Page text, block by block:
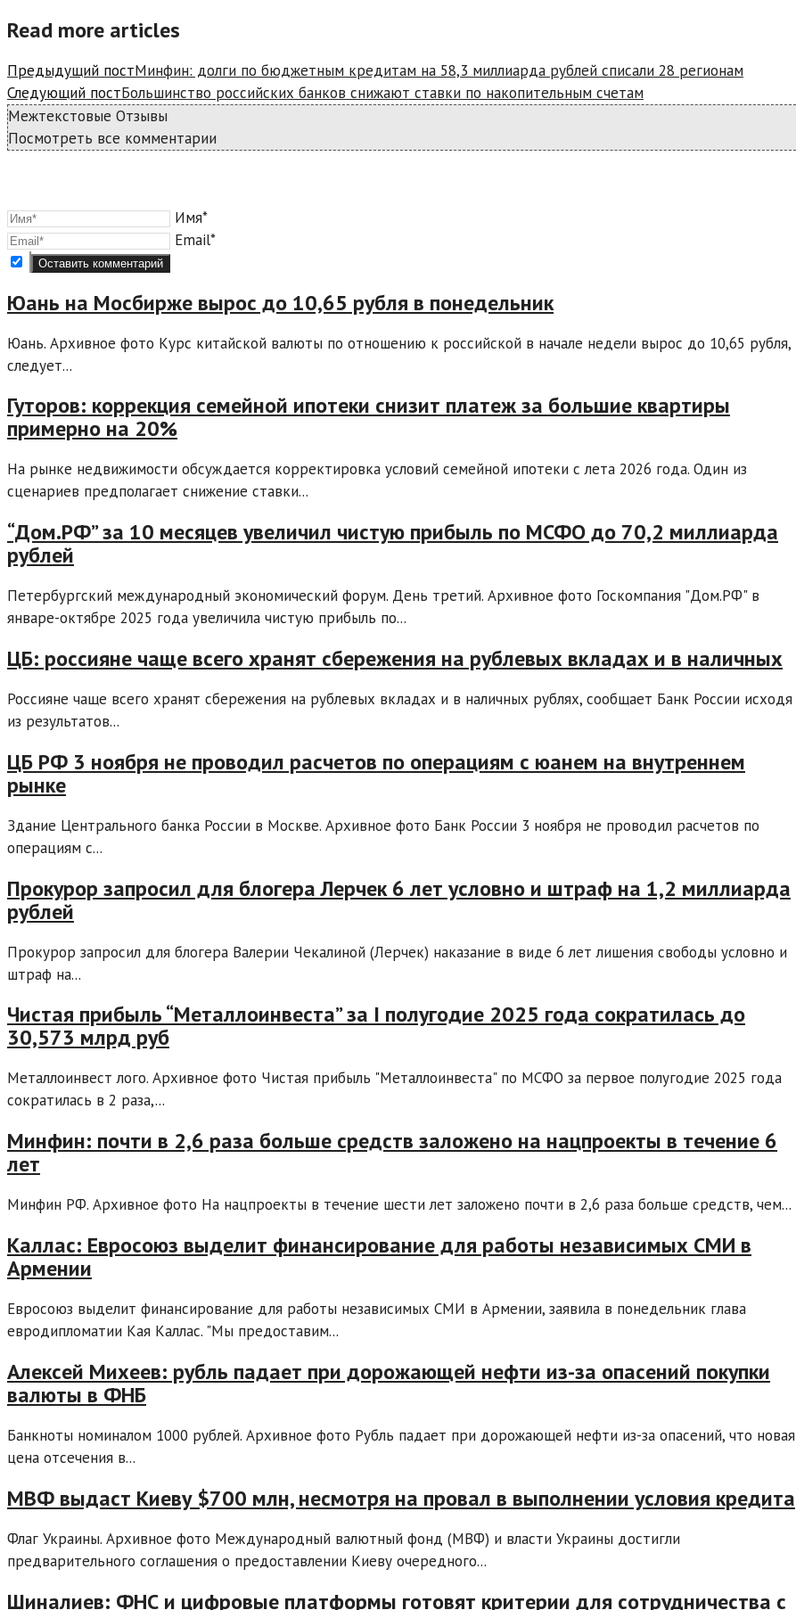
Read more articles
Предыдущий постМинфин: долги по бюджетным кредитам на 58,3 миллиарда рублей списали 28 регионам
Следующий постБольшинство российских банков снижают ставки по накопительным счетам
Межтекстовые Отзывы
Посмотреть все комментарии
Имя*
Email*
Юань на Мосбирже вырос до 10,65 рубля в понедельник
Юань. Архивное фото Курс китайской валюты по отношению к российской в начале недели вырос до 10,65 рубля,
следует...
Гуторов: коррекция семейной ипотеки снизит платеж за большие квартиры
примерно на 20%
На рынке недвижимости обсуждается корректировка условий семейной ипотеки с лета 2026 года. Один из
сценариев предполагает снижение ставки...
“Дом.РФ” за 10 месяцев увеличил чистую прибыль по МСФО до 70,2 миллиарда
рублей
Петербургский международный экономический форум. День третий. Архивное фото Госкомпания "Дом.РФ" в
январе-октябре 2025 года увеличила чистую прибыль по...
ЦБ: россияне чаще всего хранят сбережения на рублевых вкладах и в наличных
Россияне чаще всего хранят сбережения на рублевых вкладах и в наличных рублях, сообщает Банк России исходя
из результатов...
ЦБ РФ 3 ноября не проводил расчетов по операциям с юанем на внутреннем
рынке
Здание Центрального банка России в Москве. Архивное фото Банк России 3 ноября не проводил расчетов по
операциям с...
Прокурор запросил для блогера Лерчек 6 лет условно и штраф на 1,2 миллиарда
рублей
Прокурор запросил для блогера Валерии Чекалиной (Лерчек) наказание в виде 6 лет лишения свободы условно и
штраф на...
Чистая прибыль “Металлоинвеста” за I полугодие 2025 года сократилась до
30,573 млрд руб
Металлоинвест лого. Архивное фото Чистая прибыль "Металлоинвеста" по МСФО за первое полугодие 2025 года
сократилась в 2 раза,...
Минфин: почти в 2,6 раза больше средств заложено на нацпроекты в течение 6
лет
Минфин РФ. Архивное фото На нацпроекты в течение шести лет заложено почти в 2,6 раза больше средств, чем...
Каллас: Евросоюз выделит финансирование для работы независимых СМИ в
Армении
Евросоюз выделит финансирование для работы независимых СМИ в Армении, заявила в понедельник глава
евродипломатии Кая Каллас. "Мы предоставим...
Алексей Михеев: рубль падает при дорожающей нефти из-за опасений покупки
валюты в ФНБ
Банкноты номиналом 1000 рублей. Архивное фото Рубль падает при дорожающей нефти из-за опасений, что новая
цена отсечения в...
МВФ выдаст Киеву $700 млн, несмотря на провал в выполнении условия кредита
Флаг Украины. Архивное фото Международный валютный фонд (МВФ) и власти Украины достигли
предварительного соглашения о предоставлении Киеву очередного...
Шиналиев: ФНС и цифровые платформы готовят критерии для сотрудничества с